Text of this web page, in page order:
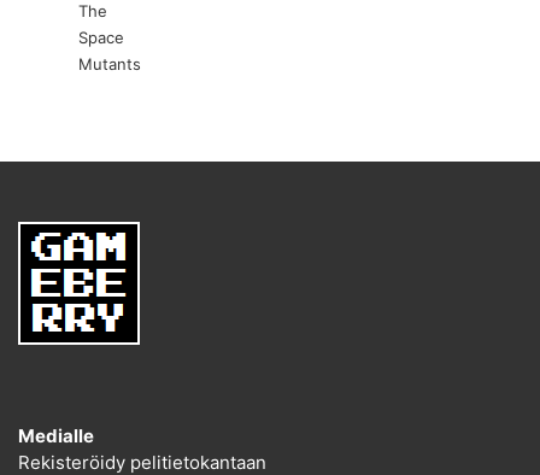
The
Space
Mutants
Medialle
Rekisteröidy pelitietokantaan